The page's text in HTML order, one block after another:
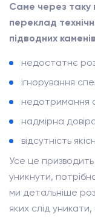
Саме через таку
переклад
підводних
недостатнє
ігнорування
недотримання
надмірна
відсутність
Усе це
уникнути,
ми детальніше
яких слід